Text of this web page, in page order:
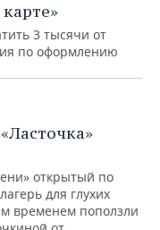
3 тысячи от
по оформлению
открытый по
для глухих
временем поползли